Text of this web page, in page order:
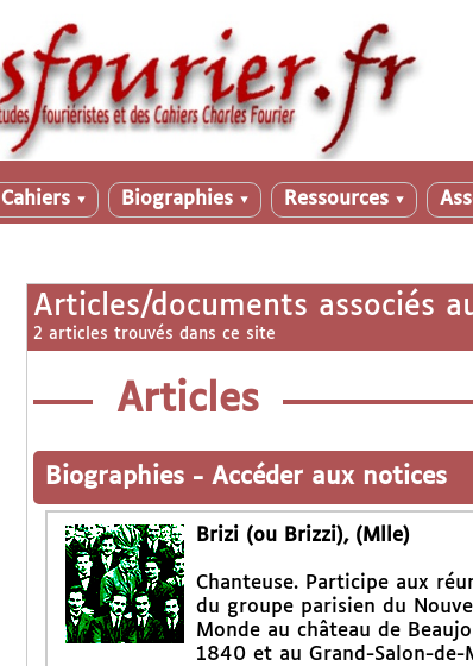
Cahiers ▼ Biographies ▼ Ressources ▼
Articles/documents associés
2 articles trouvés dans ce site
Articles
Biographies - Accéder aux notices
Brizi (ou Brizzi), (Mlle)
Chanteuse. Participe aux
du groupe parisien du
Monde au château de
1840 et au Grand-Salon-de-